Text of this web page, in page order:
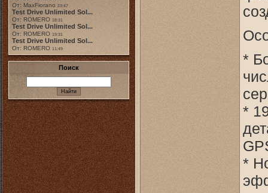
От: MaxFiorano 23:47
Test Drive Unlimited Sol...
От: ROMERO 18:31
Test Drive Unlimited Sol...
От: ROMERO 19:31
Test Drive Unlimited Sol...
От: ROMERO 11:49
Поиск
*
*
*